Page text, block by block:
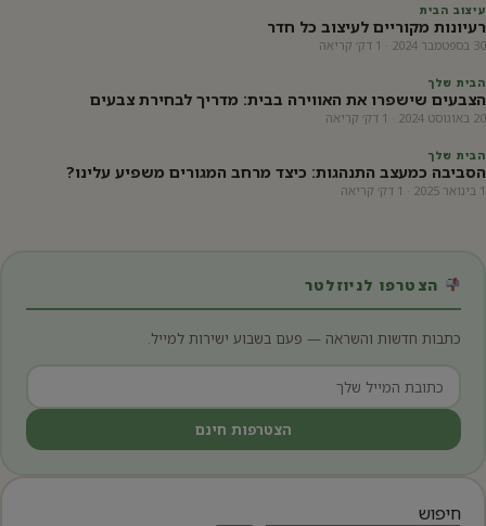
עיצוב הבית
רעיונות מקוריים לעיצוב כל חדר
30 בספטמבר 2024 · 1 דק׳ קריאה
הבית שלך
הצבעים שישפרו את האווירה בבית: מדריך לבחירת צבעים
20 באוגוסט 2024 · 1 דק׳ קריאה
הבית שלך
הסביבה כמעצב התנהגות: כיצד מרחב המגורים משפיע עלינו?
1 בינואר 2025 · 1 דק׳ קריאה
הצטרפו לניוזלטר
כתבות חדשות והשראה — פעם בשבוע ישירות למייל.
הצטרפות חינם
חיפוש